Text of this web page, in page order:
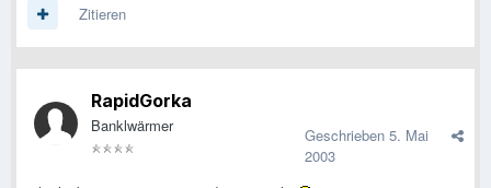
Zitieren
RapidGorka
Banklwärmer Geschrieben 5. Mai
2003